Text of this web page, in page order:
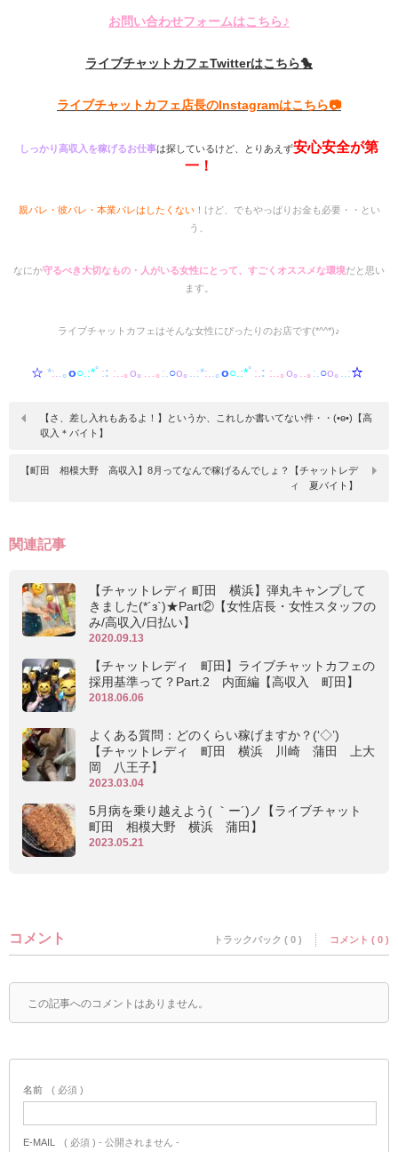
お問い合わせフォームはこちら♪
ライブチャットカフェTwitterはこちら🐤
ライブチャットカフェ店長のInstagramはこちら📷
しっかり高収入を稼げるお仕事は探しているけど、とりあえず安心安全が第
一！
親バレ・彼バレ・本業バレはしたくない！ けど、でもやっぱりお金も必要・・とい
う、
なにか守るべき大切なもの・人がいる女性にとって、すごくオススメな環境だと思い
ます。
ライブチャットカフェはそんな女性にぴったりのお店です(*^^*)♪
☆ *:..｡o○.:*ﾟ :: :..｡o｡ …｡:.○o｡..:*:..｡o○.:*ﾟ :.: :..｡o｡..｡:.○o｡..:☆
【さ、差し入れもあるよ！】というか、これしか書いてない件・・(•ө•)【高
収入＊バイト】
【町田 相模大野 高収入】8月ってなんで稼げるんでしょ？【チャットレデ
ィ 夏バイト】
関連記事
【チャットレディ 町田 横浜】弾丸キャンプして
きました(*´з`)★Part②【女性店長・女性スタッフの
み/高収入/日払い】
2020.09.13
【チャットレディ 町田】ライブチャットカフェの
採用基準って？Part.2 内面編【高収入 町田】
2018.06.06
よくある質問：どのくらい稼げますか？(‘◇’)ゞ
【チャットレディ 町田 横浜 川崎 蒲田 上大
岡 八王子】
2023.03.04
5月病を乗り越えよう( ｀ー´)ノ【ライブチャット
町田 相模大野 横浜 蒲田】
2023.05.21
コメント トラックバック ( 0 ) コメント ( 0 )
この記事へのコメントはありません。
名前 ( 必須 )
E-MAIL ( 必須 ) - 公開されません -